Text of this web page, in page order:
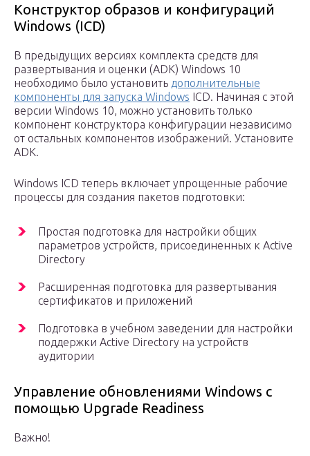
Конструктор образов и конфигураций
Windows (ICD)
В предыдущих версиях комплекта средств для
развертывания и оценки (ADK) Windows 10
необходимо было установить дополнительные
компоненты для запуска Windows ICD. Начиная с этой
версии Windows 10, можно установить только
компонент конструктора конфигурации независимо
от остальных компонентов изображений. Установите
ADK.
Windows ICD теперь включает упрощенные рабочие
процессы для создания пакетов подготовки:
Простая подготовка для настройки общих
параметров устройств, присоединенных к Active
Directory
Расширенная подготовка для развертывания
сертификатов и приложений
Подготовка в учебном заведении для настройки
поддержки Active Directory на устройств
аудитории
Управление обновлениями Windows с
помощью Upgrade Readiness
Важно!